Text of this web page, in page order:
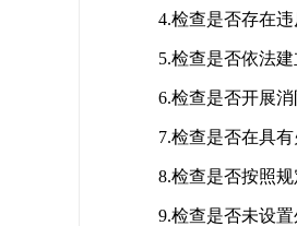
4.检查是否存在
5.检查是否依法
6.检查是否开展消
7.检查是否在具
8.检查是否按照
9.检查是否未设